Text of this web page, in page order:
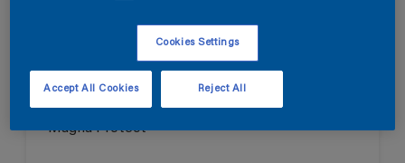
Magna Protect
Cookies Settings
Reject All
Accept All Cookies